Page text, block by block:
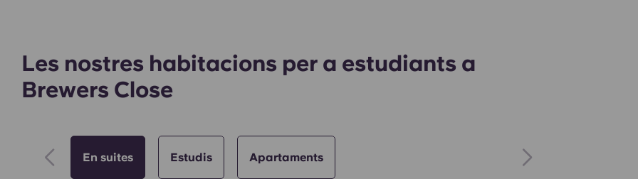
Les nostres habitacions per a estudiants a
Brewers Close
En suites Estudis Apartaments